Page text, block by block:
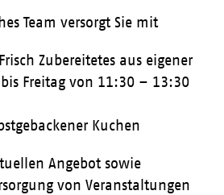
Team versorgt Sie mit
Zubereitetes aus eigener
Freitag von 11:30 – 13:30
Kuchen
Angebot sowie
von Veranstaltungen